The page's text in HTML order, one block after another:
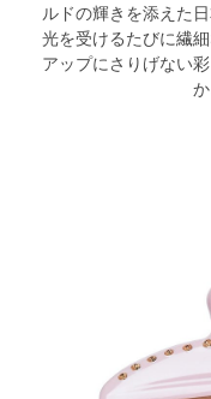
ルドの輝きを添えた
光を受けるたびに繊
アップにさりげない